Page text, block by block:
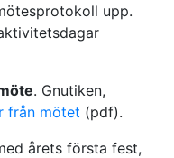
upp.
. Gnutiken,
från mötet (pdf).
årets första fest,